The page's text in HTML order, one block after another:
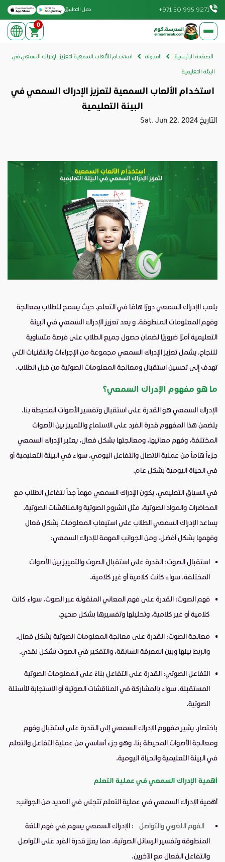
Download on the Apple App Store
Get it on Google Play
حمل التطبيق +971 50 995 9271
elmadrasah.com home
0
الصفحة الرئيسية المدونة استخدام الألعاب السمعية لتعزيز الإدراك السمعي في
البيئة التعليمية
استخدام الألعاب السمعية لتعزيز الإدراك السمعي في
البيئة التعليمية
التاريخ Sat, Jun 22, 2024
يلعب الإدراك السمعي دورًا هامًا في التعلم، حيث يسمح للطلاب بمعالجة
وفهم المعلومات المنطوقة، و يعد تعزيز الإدراك السمعي في البيئة
التعليمية أمرًا ضروريًا لضمان حصول جميع الطلاب على فرصة متساوية
للنجاح، يشمل تعزيز الإدراك السمعي مجموعة من الإجراءات والتقنيات التي
تهدف إلى تحسين استقبال ومعالجة المعلومات الصوتية من قبل الطلاب.
ما هو مفهوم الإدراك السمعي؟
الإدراك السمعي هو القدرة على استقبال وتفسير الأصوات المحيطة بنا،
يتضمن هذا المفهوم قدرة الفرد على الاستماع والتمييز بين الأصوات
المختلفة، وفهم معانيها، ومعالجتها بشكل فعال، يعتبر الإدراك السمعي
جزءاً هاماً من عملية الاتصال والتفاعل اليومي، سواء في البيئة التعليمية أو
في الحياة اليومية بشكل عام.
في السياق التعليمي، يكون الإدراك السمعي مهماً جداً لتفاعل الطلاب مع
المحاضرات والمواد الصوتية، مثل الشروح الصوتية والمناقشات الصوتية.
يساعد الإدراك السمعي الطلاب على استيعاب المعلومات بشكل فعال
وفهمها بشكل أفضل، ومن الجوانب المهمة للإدراك السمعي:
استقبال الصوت: القدرة على استقبال الصوت والتمييز بين الأصوات
المختلفة، سواء كانت كلامية أو غير كلامية.
فهم الصوت: القدرة على فهم المعاني المنقولة عبر الصوت، سواء كانت
كلامية أو غير كلامية، وتحليلها وتفسيرها بشكل صحيح.
معالجة الصوت: القدرة على معالجة المعلومات الصوتية بشكل فعال،
والربط بينها وبين المعرفة السابقة، والتفكير في الصوت بشكل نقدي.
التفاعل الصوتي: القدرة على التفاعل بناءً على المعلومات الصوتية
المستقبلة، سواء بالمشاركة في المناقشات الصوتية أو الاستجابة للأسئلة
الصوتية.
باختصار، يشير مفهوم الإدراك السمعي إلى القدرة على استقبال وفهم
ومعالجة الأصوات المحيطة بنا، وهو جزء أساسي من عملية التفاعل والتعلم
في البيئة التعليمية والحياة اليومية.
أهمية الإدراك السمعي في عملية التعلم
أهمية الإدراك السمعي في عملية التعلم تتجلى في العديد من الجوانب:
الفهم اللغوي والتواصل
: الإدراك السمعي يسهم في فهم اللغة
المنطوقة وتفسير الرسائل الصوتية، مما يعزز قدرة الفرد على التواصل
والتفاعل الفعال مع الآخرين.